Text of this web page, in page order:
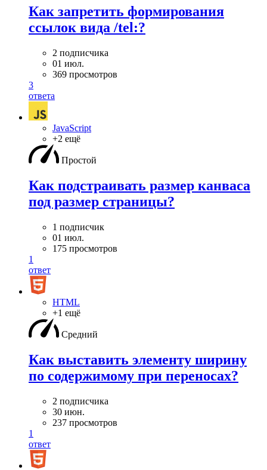
Как запретить формирования
ссылок вида /tel:?
2 подписчика
01 июл.
369 просмотров
3
ответа
JavaScript
+2 ещё
Простой
Как подстраивать размер канваса
под размер страницы?
1 подписчик
01 июл.
175 просмотров
1
ответ
HTML
+1 ещё
Средний
Как выставить элементу ширину
по содержимому при переносах?
2 подписчика
30 июн.
237 просмотров
1
ответ